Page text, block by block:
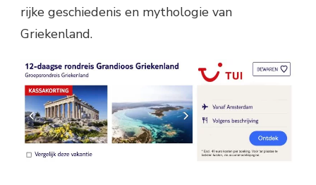
rijke geschiedenis en mythologie van
Griekenland.